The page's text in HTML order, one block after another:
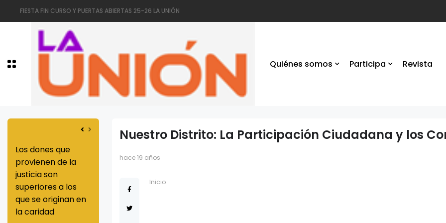
FIESTA FIN CURSO Y PUERTAS ABIERTAS 25-26 LA UNIÓN
Quiénes somos Participa Revista
Los dones que
provienen de la
justicia son
superiores a los
que se originan en
la caridad
Nuestro Distrito: La Participación Ciudadana y los
hace 19 años
Inicio